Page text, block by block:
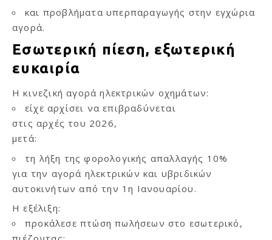
και προβλήματα υπερπαραγωγής στην εγχώρια
αγορά.
Εσωτερική πίεση, εξωτερική
ευκαιρία
Η κινεζική αγορά ηλεκτρικών οχημάτων:
είχε αρχίσει να επιβραδύνεται
στις αρχές του 2026,
μετά:
τη λήξη της φορολογικής απαλλαγής 10%
για την αγορά ηλεκτρικών και υβριδικών
αυτοκινήτων από την 1η Ιανουαρίου.
Η εξέλιξη:
προκάλεσε πτώση πωλήσεων στο εσωτερικό,